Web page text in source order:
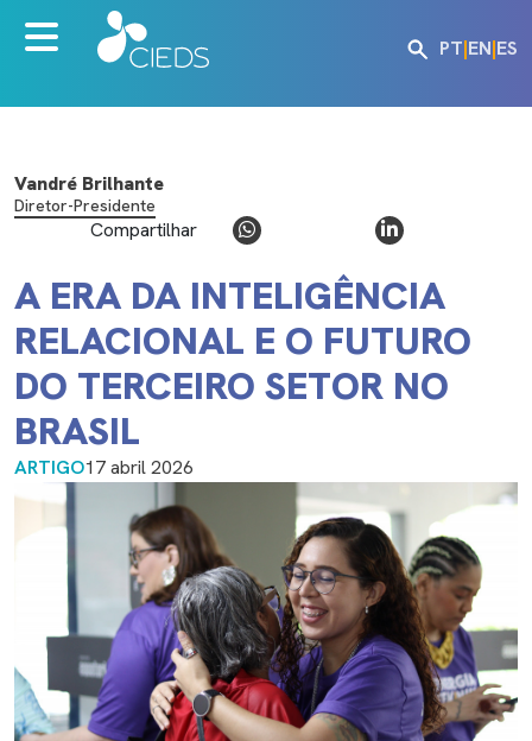
PT|EN|ES
Vandré Brilhante
Diretor-Presidente
Compartilhar
A ERA DA INTELIGÊNCIA
RELACIONAL E O FUTURO
DO TERCEIRO SETOR NO
BRASIL
ARTIGO17 abril 2026